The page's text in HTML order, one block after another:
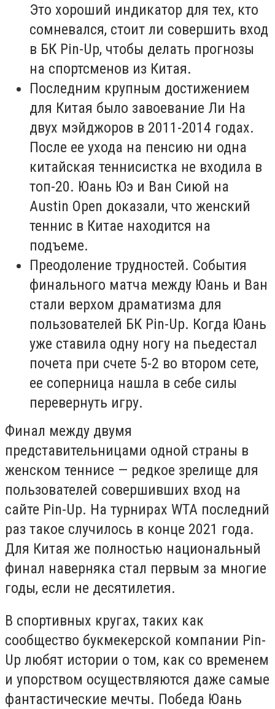
Это хороший индикатор для тех, кто
сомневался, стоит ли совершить вход
в БК Pin-Up, чтобы делать прогнозы
на спортсменов из Китая.
Последним крупным достижением
для Китая было завоевание Ли На
двух мэйджоров в 2011-2014 годах.
После ее ухода на пенсию ни одна
китайская теннисистка не входила в
топ-20. Юань Юэ и Ван Сиюй на
Austin Open доказали, что женский
теннис в Китае находится на
подъеме.
Преодоление трудностей. События
финального матча между Юань и Ван
стали верхом драматизма для
пользователей БК Pin-Up. Когда Юань
уже ставила одну ногу на пьедестал
почета при счете 5-2 во втором сете,
ее соперница нашла в себе силы
перевернуть игру.
Финал между двумя
представительницами одной страны в
женском теннисе — редкое зрелище для
пользователей совершивших вход на
сайте Pin-Up. На турнирах WTA последний
раз такое случилось в конце 2021 года.
Для Китая же полностью национальный
финал наверняка стал первым за многие
годы, если не десятилетия.
В спортивных кругах, таких как
сообщество букмекерской компании Pin-
Up любят истории о том, как со временем
и упорством осуществляются даже самые
фантастические мечты. Победа Юань